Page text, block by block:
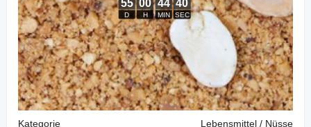
Kategorie
Lebensmittel / Nüsse